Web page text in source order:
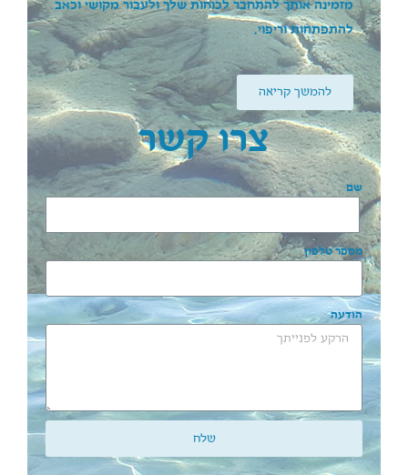
מזמינה אותך להתחבר לכוחות שלך ולעבור מקושי וכאב
להתפתחות וריפוי.
להמשך קריאה
צרו קשר
שם
מספר טלפון
הודעה
שלח